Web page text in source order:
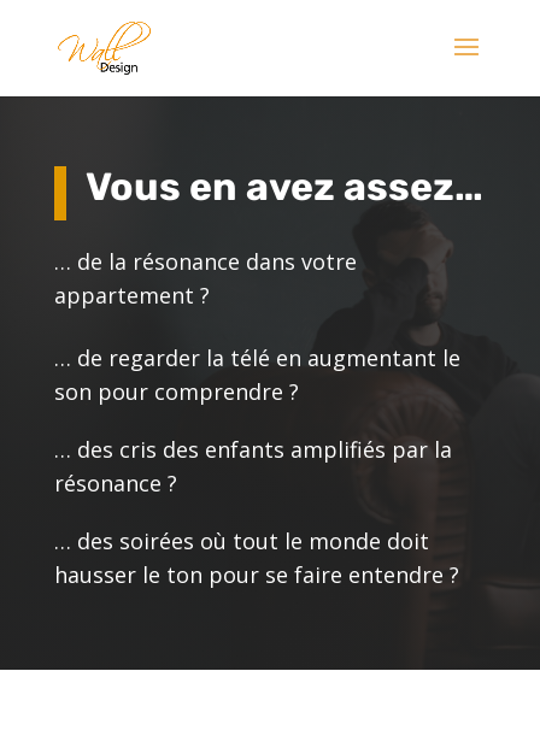
Vous en avez assez…
… de la résonance dans votre
appartement ?
… de regarder la télé en augmentant le
son pour comprendre ?
… des cris des enfants amplifiés par la
résonance ?
… des soirées où tout le monde doit
hausser le ton pour se faire entendre ?